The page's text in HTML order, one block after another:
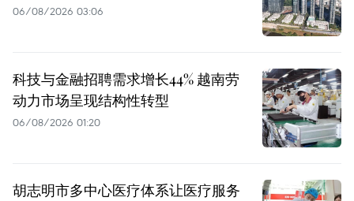
06/08/2026 03:06
科技与金融招聘需求增长44% 越南劳
动力市场呈现结构性转型
06/08/2026 01:20
胡志明市多中心医疗体系让医疗服务